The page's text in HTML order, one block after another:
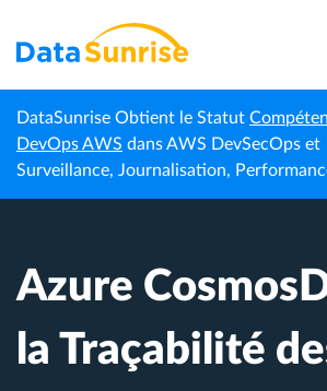
DataSunrise Obtient le Statut
DevOps AWS dans AWS DevSecOps et
Surveillance, Journalisation,
Accueil
Centre de
connaissances
Azure CosmosDB
Audits de Données
Azure
la Traçabilité